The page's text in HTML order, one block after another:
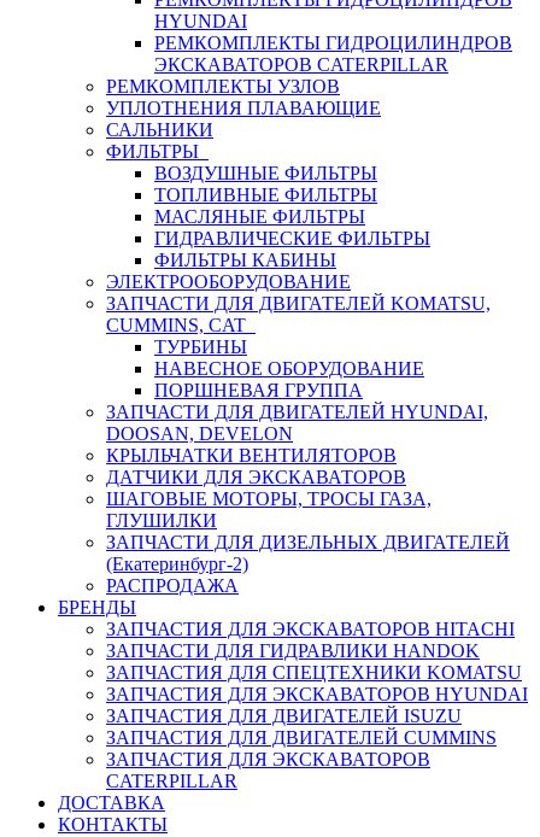
HYUNDAI
РЕМКОМПЛЕКТЫ ГИДРОЦИЛИНДРОВ
ЭКСКАВАТОРОВ CATERPILLAR
РЕМКОМПЛЕКТЫ УЗЛОВ
УПЛОТНЕНИЯ ПЛАВАЮЩИЕ
САЛЬНИКИ
ФИЛЬТРЫ
ВОЗДУШНЫЕ ФИЛЬТРЫ
ТОПЛИВНЫЕ ФИЛЬТРЫ
МАСЛЯНЫЕ ФИЛЬТРЫ
ГИДРАВЛИЧЕСКИЕ ФИЛЬТРЫ
ФИЛЬТРЫ КАБИНЫ
ЭЛЕКТРООБОРУДОВАНИЕ
ЗАПЧАСТИ ДЛЯ ДВИГАТЕЛЕЙ KOMATSU,
CUMMINS, CAT
ТУРБИНЫ
НАВЕСНОЕ ОБОРУДОВАНИЕ
ПОРШНЕВАЯ ГРУППА
ЗАПЧАСТИ ДЛЯ ДВИГАТЕЛЕЙ HYUNDAI,
DOOSAN, DEVELON
КРЫЛЬЧАТКИ ВЕНТИЛЯТОРОВ
ДАТЧИКИ ДЛЯ ЭКСКАВАТОРОВ
ШАГОВЫЕ МОТОРЫ, ТРОСЫ ГАЗА,
ГЛУШИЛКИ
ЗАПЧАСТИ ДЛЯ ДИЗЕЛЬНЫХ ДВИГАТЕЛЕЙ
(Екатеринбург-2)
РАСПРОДАЖА
БРЕНДЫ
ЗАПЧАСТИЯ ДЛЯ ЭКСКАВАТОРОВ HITACHI
ЗАПЧАСТИ ДЛЯ ГИДРАВЛИКИ HANDOK
ЗАПЧАСТИЯ ДЛЯ СПЕЦТЕХНИКИ KOMATSU
ЗАПЧАСТИЯ ДЛЯ ЭКСКАВАТОРОВ HYUNDAI
ЗАПЧАСТИЯ ДЛЯ ДВИГАТЕЛЕЙ ISUZU
ЗАПЧАСТИЯ ДЛЯ ДВИГАТЕЛЕЙ CUMMINS
ЗАПЧАСТИЯ ДЛЯ ЭКСКАВАТОРОВ
CATERPILLAR
ДОСТАВКА
КОНТАКТЫ